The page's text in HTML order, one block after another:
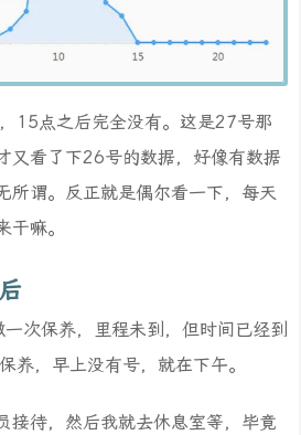
15点之后完全没有。这是27号那
又看了下26号的数据，好像有数据
所谓。反正就是偶尔看一下，每天
干嘛。
次保养，里程未到，但时间已经到
养，早上没有号，就在下午。
接待，然后我就去休息室等，毕竟